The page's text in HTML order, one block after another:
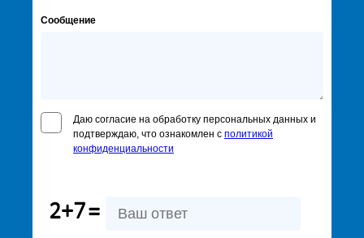
Сообщение
Даю согласие на обработку персональных данных и
подтверждаю, что ознакомлен с политикой
конфиденциальности
2+7=